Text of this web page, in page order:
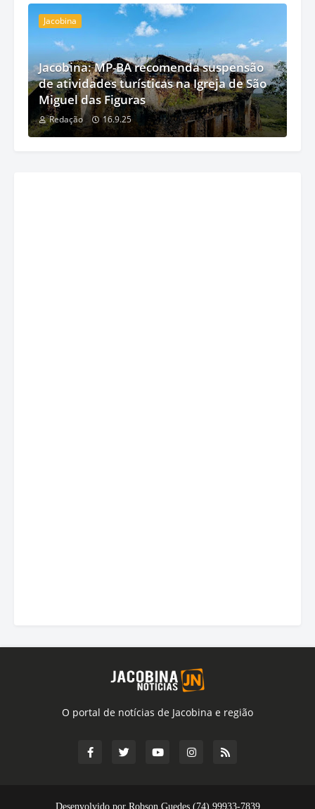
Jacobina
Jacobina: MP-BA recomenda suspensão
de atividades turísticas na Igreja de São
Miguel das Figuras
Redação 16.9.25
O portal de notícias de Jacobina e região
Desenvolvido por Robson Guedes (74) 99933-7839